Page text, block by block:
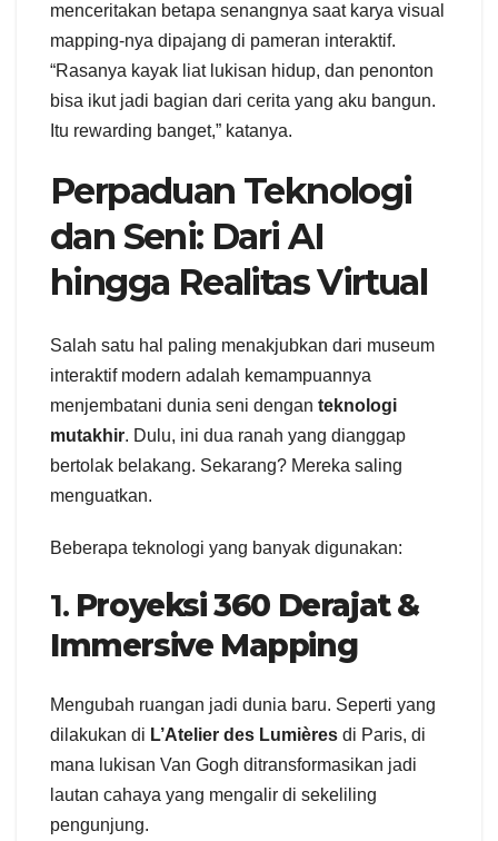
menceritakan betapa senangnya saat karya visual
mapping-nya dipajang di pameran interaktif.
“Rasanya kayak liat lukisan hidup, dan penonton
bisa ikut jadi bagian dari cerita yang aku bangun.
Itu rewarding banget,” katanya.
Perpaduan Teknologi
dan Seni: Dari AI
hingga Realitas Virtual
Salah satu hal paling menakjubkan dari museum
interaktif modern adalah kemampuannya
menjembatani dunia seni dengan teknologi
mutakhir. Dulu, ini dua ranah yang dianggap
bertolak belakang. Sekarang? Mereka saling
menguatkan.
Beberapa teknologi yang banyak digunakan:
1. Proyeksi 360 Derajat &
Immersive Mapping
Mengubah ruangan jadi dunia baru. Seperti yang
dilakukan di L’Atelier des Lumières di Paris, di
mana lukisan Van Gogh ditransformasikan jadi
lautan cahaya yang mengalir di sekeliling
pengunjung.